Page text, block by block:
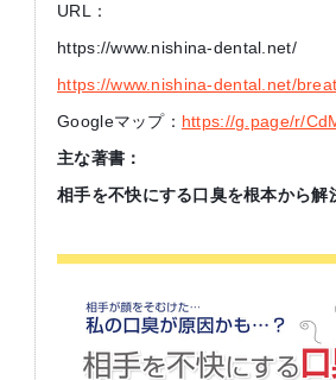
URL：
https://www.nishina-dental.net/
https://www.nishina-dental.net/
Googleマップ： https://g.page/r/
主な著書：
相手を不快にする口臭を根本から解